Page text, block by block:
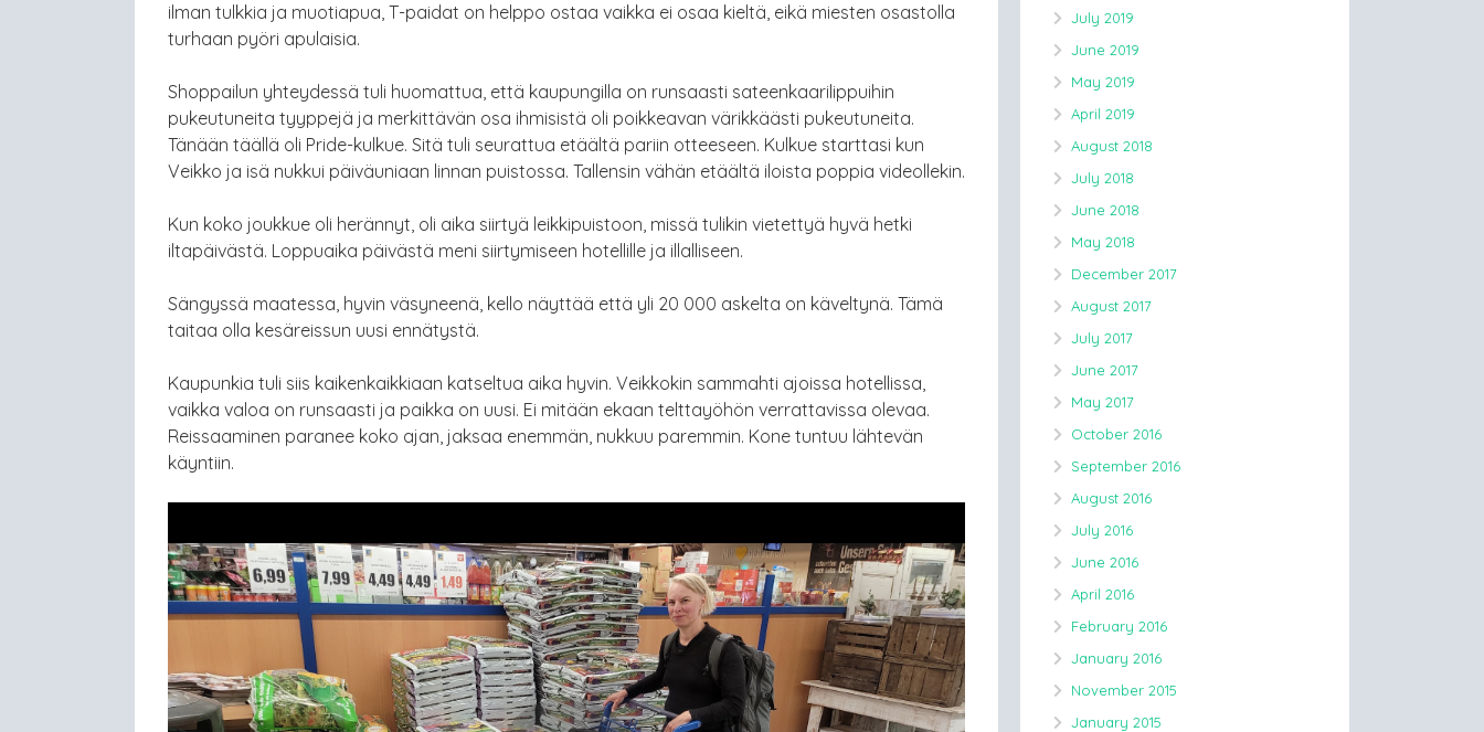
ilman tulkkia ja muotiapua, T-paidat on helppo ostaa vaikka ei osaa kieltä, eikä miesten osastolla
turhaan pyöri apulaisia.
Shoppailun yhteydessä tuli huomattua, että kaupungilla on runsaasti sateenkaarilippuihin
pukeutuneita tyyppejä ja merkittävän osa ihmisistä oli poikkeavan värikkäästi pukeutuneita.
Tänään täällä oli Pride-kulkue. Sitä tuli seurattua etäältä pariin otteeseen. Kulkue starttasi kun
Veikko ja isä nukkui päiväuniaan linnan puistossa. Tallensin vähän etäältä iloista poppia videollekin.
Kun koko joukkue oli herännyt, oli aika siirtyä leikkipuistoon, missä tulikin vietettyä hyvä hetki
iltapäivästä. Loppuaika päivästä meni siirtymiseen hotellille ja illalliseen.
Sängyssä maatessa, hyvin väsyneenä, kello näyttää että yli 20 000 askelta on käveltynä. Tämä
taitaa olla kesäreissun uusi ennätystä.
Kaupunkia tuli siis kaikenkaikkiaan katseltua aika hyvin. Veikkokin sammahti ajoissa hotellissa,
vaikka valoa on runsaasti ja paikka on uusi. Ei mitään ekaan telttayöhön verrattavissa olevaa.
Reissaaminen paranee koko ajan, jaksaa enemmän, nukkuu paremmin. Kone tuntuu lähtevän
käyntiin.
July 2019
June 2019
May 2019
April 2019
August 2018
July 2018
June 2018
May 2018
December 2017
August 2017
July 2017
June 2017
May 2017
October 2016
September 2016
August 2016
July 2016
June 2016
April 2016
February 2016
January 2016
November 2015
January 2015